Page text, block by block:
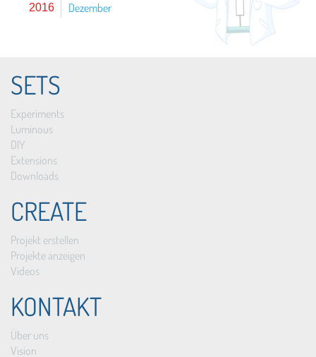
2016 Dezember
SETS
Experiments
Luminous
DIY
Extensions
Downloads
CREATE
Projekt erstellen
Projekte anzeigen
Videos
KONTAKT
Über uns
Vision